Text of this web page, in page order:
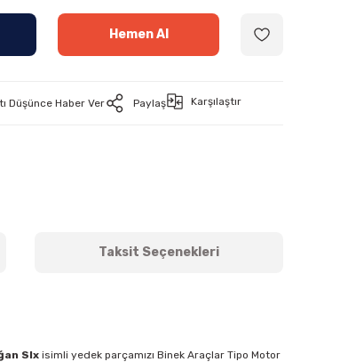
Hemen Al
Düşünce Haber Ver Paylaş Karşılaştır
Taksit Seçenekleri
Slx isimli yedek parçamızı Binek Araçlar Tipo Motor